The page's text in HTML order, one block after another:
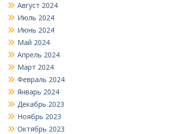
Август 2024
Июль 2024
Июнь 2024
Май 2024
Апрель 2024
Март 2024
Февраль 2024
Январь 2024
Декабрь 2023
Ноябрь 2023
Октябрь 2023